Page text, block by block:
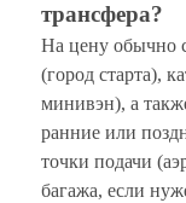
трансфера?
На цену обычно
(город старта),
минивэн), а
ранние или
точки подачи
багажа, если